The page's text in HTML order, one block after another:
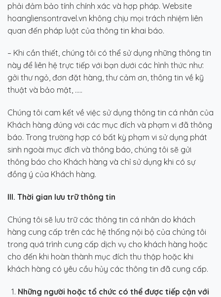
phải đảm bảo tính chính xác và hợp pháp. Website
hoangliensontravel.vn không chịu mọi trách nhiệm liên
quan đến pháp luật của thông tin khai báo.
– Khi cần thiết, chúng tôi có thể sử dụng những thông tin
này để liên hệ trực tiếp với bạn dưới các hình thức như:
gởi thư ngỏ, đơn đặt hàng, thư cảm ơn, thông tin về kỹ
thuật và bảo mật, …..
Chúng tôi cam kết về việc sử dụng thông tin cá nhân của
Khách hàng đúng với các mục đích và phạm vi đã thông
báo. Trong trường hợp có bất kỳ phạm vi sử dụng phát
sinh ngoài mục đích và thông báo, chúng tôi sẽ gửi
thông báo cho Khách hàng và chỉ sử dụng khi có sự
đồng ý của Khách hàng.
III. Thời gian lưu trữ thông tin
Chúng tôi sẽ lưu trữ các thông tin cá nhân do khách
hàng cung cấp trên các hệ thống nội bộ của chúng tôi
trong quá trình cung cấp dịch vụ cho khách hàng hoặc
cho đến khi hoàn thành mục đích thu thập hoặc khi
khách hàng có yêu cầu hủy các thông tin đã cung cấp.
Những người hoặc tổ chức có thể được tiếp cận với